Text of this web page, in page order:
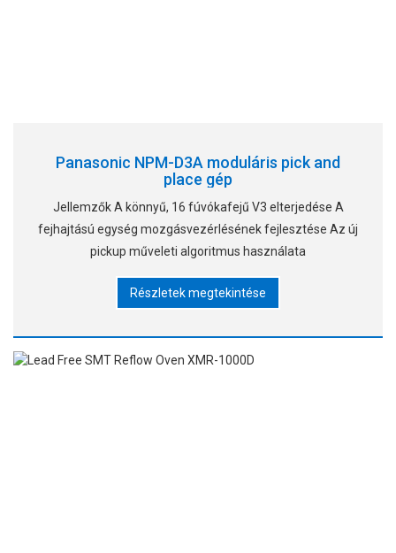
Panasonic NPM-D3A moduláris pick and
place gép
Jellemzők A könnyű, 16 fúvókafejű V3 elterjedése A
fejhajtású egység mozgásvezérlésének fejlesztése Az új
pickup műveleti algoritmus használata
Részletek megtekintése